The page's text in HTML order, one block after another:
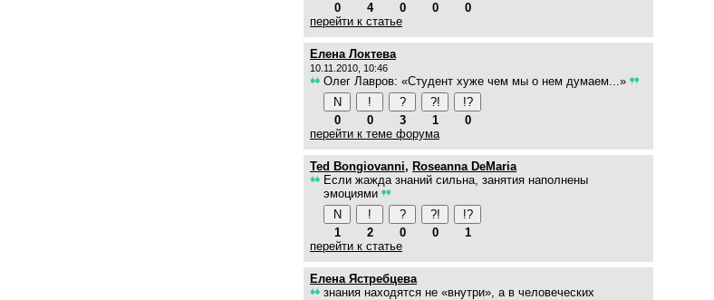
0 4 0 0
0
перейти к статье
Елена Локтева
10.11.2010, 10:46
Олег Лавров: «Студент хуже чем мы о нем думаем...»
0 0 3 1
0
перейти к теме форума
Ted Bongiovanni, Roseanna DeMaria
Если жажда знаний сильна, занятия наполнены
эмоциями
1 2 0 0
1
перейти к статье
Елена Ястребцева
знания находятся не «внутри», а в человеческих